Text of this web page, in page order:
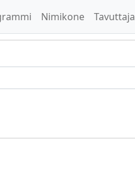
Nimikone Tavuttaja